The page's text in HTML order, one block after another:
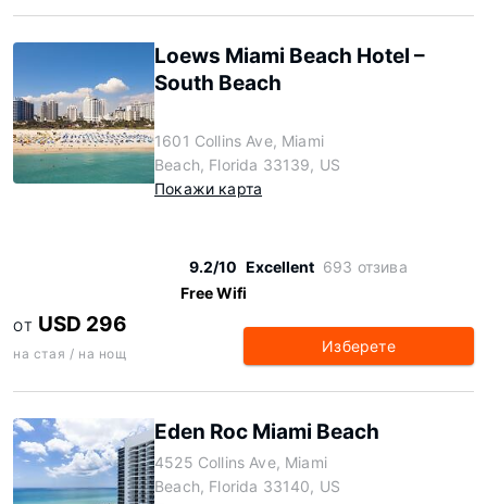
Loews Miami Beach Hotel –
South Beach
1601 Collins Ave, Miami
Beach, Florida 33139, US
Покажи карта
9.2/10 Excellent 693 отзива
Free Wifi
ОТ USD 296
на стая / на нощ Изберете
Eden Roc Miami Beach
4525 Collins Ave, Miami
Beach, Florida 33140, US